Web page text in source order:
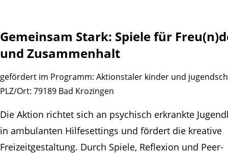
Gemeinsam Stark: Spiele für
und Zusammenhalt
gefördert im Programm: Aktionstaler kinder und
PLZ/Ort: 79189 Bad Krozingen
Die Aktion richtet sich an psychisch erkrankte
in ambulanten Hilfesettings und fördert die kreative
Freizeitgestaltung. Durch Spiele, Reflexion und Peer-